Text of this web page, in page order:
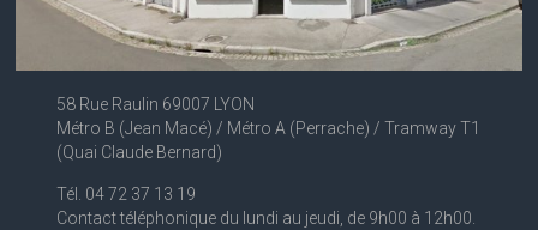
58 Rue Raulin 69007 LYON
Métro B (Jean Macé) / Métro A (Perrache) / Tramway T1
(Quai Claude Bernard)
Tél. 04 72 37 13 19
Contact téléphonique du lundi au jeudi, de 9h00 à 12h00.